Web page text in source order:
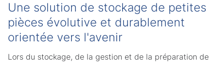
Une solution de stockage de petites
pièces évolutive et durablement
orientée vers l'avenir
Lors du stockage, de la gestion et de la préparation de